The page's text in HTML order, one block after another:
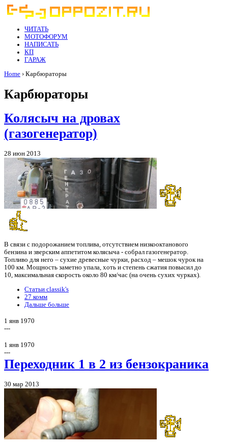
ЧИТАТЬ
МОТОФОРУМ
НАПИСАТЬ
КП
ГАРАЖ
Home › Карбюраторы
Карбюраторы
Колясыч на дровах
(газогенератор)
28 июн 2013
В связи с подорожанием топлива, отсутствием низкооктанового
бензина и зверским аппетитом колясыча - собрал газогенератор.
Топливо для него – сухие древесные чурки, расход – мешок чурок на
100 км. Мощность заметно упала, хоть и степень сжатия повысил до
10, максимальная скорость около 80 км/час (на очень сухих чурках).
Статьи classik's
27 комм
Дальше больше
1 янв 1970
---
1 янв 1970
---
Переходник 1 в 2 из бензокраника
30 мар 2013